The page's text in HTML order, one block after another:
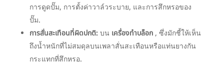
การดูดปั๊ม, การตั้งค่าวาล์วระบาย, และการสึกหรอของ
ปั๊ม.
การสั่นสะเทือนที่ผิดปกติ: บน เครื่องทำบล็อก, ซึ่งมักชี้ให้เห็น
ถึงน้ำหนักที่ไม่สมดุลบนเพลาสั่นสะเทือนหรือแท่นยางกัน
กระแทกที่สึกหรอ.